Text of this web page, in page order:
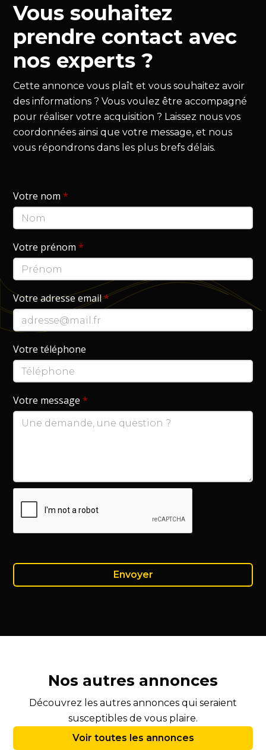
Vous souhaitez
prendre contact avec
nos experts ?
Cette annonce vous plaît et vous souhaitez avoir
des informations ? Vous voulez être accompagné
pour réaliser votre acquisition ? Laissez nous vos
coordonnées ainsi que votre message, et nous
vous répondrons dans les plus brefs délais.
Votre nom*
Votre prénom*
Votre adresse email*
Votre téléphone
Votre message*
Nos autres annonces
Découvrez les autres annonces qui seraient
susceptibles de vous plaire.
Voir toutes les annonces